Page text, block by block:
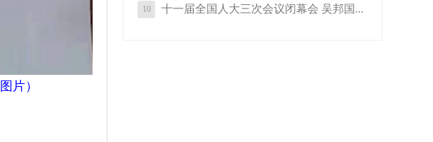
图片）
10 十一届全国人大三次会议闭幕会 吴邦国...